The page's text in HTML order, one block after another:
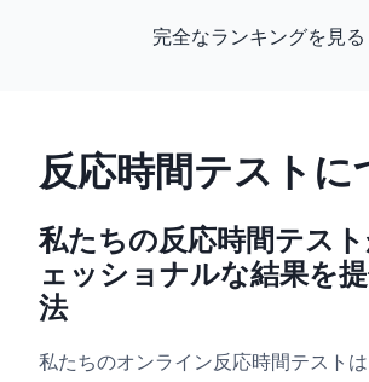
シーケンス記憶
色覚異常
顔記憶
完全なランキングを見る
反応時間テストに
私たちの反応時間テス
ェッショナルな結果を
法
私たちのオンライン反応時間テスト